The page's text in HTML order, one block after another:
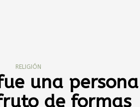
RELIGIÓN
una persona
de formas